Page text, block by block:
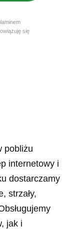
się
pobliżu
internetowy i
dostarczamy
strzały,
jak i